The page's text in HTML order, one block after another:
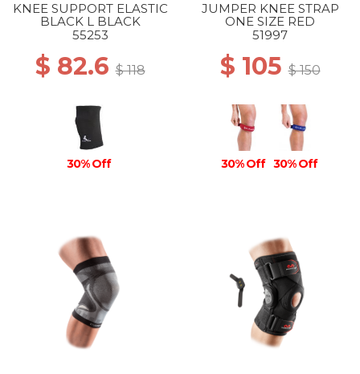
KNEE SUPPORT ELASTIC
BLACK L BLACK
55253
$ 82.6$ 118
30% Off
JUMPER KNEE STRAP
ONE SIZE RED
51997
$ 105$ 150
30% Off 30% Off